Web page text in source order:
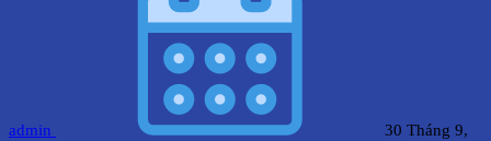
admin 30 Tháng 9,